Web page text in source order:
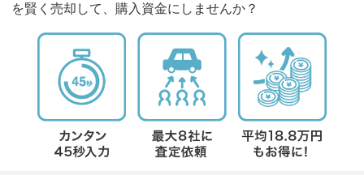
を賢く売却して、購入資金にしませんか？